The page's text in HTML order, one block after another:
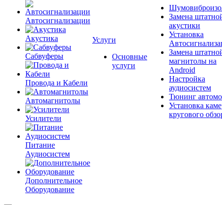
Автосигнализации
Акустика
Сабвуферы
Провода и Кабели
Автомагнитолы
Усилители
Питание
Аудиосистем
Дополнительное
Оборудование
Услуги
Основные
услуги
Замена
акустики
Установка
Замена
магнитолы на
Android
Настройка
аудиосистем
Тюнинг
Установка
кругового